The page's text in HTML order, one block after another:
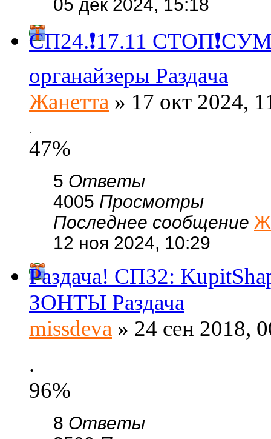
05 дек 2024, 15:18
СП24.❗️17.11
органайзеры Раздача
Жанетта » 17 окт 2024,
.
47%
5 Ответы
4005 Просмотры
Последнее сообщение
12 ноя 2024, 10:29
Раздача! СП32:
ЗОНТЫ Раздача
missdeva » 24 сен 2018,
.
96%
8 Ответы